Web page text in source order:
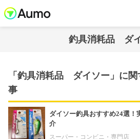
釣具消耗品 ダ
「釣具消耗品 ダイソー」に
事
ダイソー釣具おすすめ24選！
介
スーパー・コンビニ・専門店